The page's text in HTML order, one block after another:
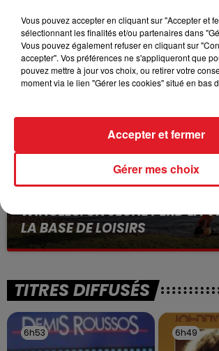
15 juillet 2026
BÉTHUNE: ENQUÊTE POUR
VOLONTAIRE EN COURS,
Selon les premiers éléments, le
à des prostituées
WINGLES: UN JEUNE PERD LA
LA BASE DE LOISIRS
La victime a coulé à pic
TITRES DIFFUSÉS
6h53
6h53 6h49
6h49
Vous pouvez accepter en cliquant sur "Accepter et
sélectionnant les finalités et/ou partenaires dans
Vous pouvez également refuser en cliquant sur
accepter". Vos préférences ne s'appliqueront que
pouvez mettre à jour vos choix, ou retirer votre
moment via le lien "Gérer les cookies" situé en bas
Gérer mes choix
Accepter et fermer